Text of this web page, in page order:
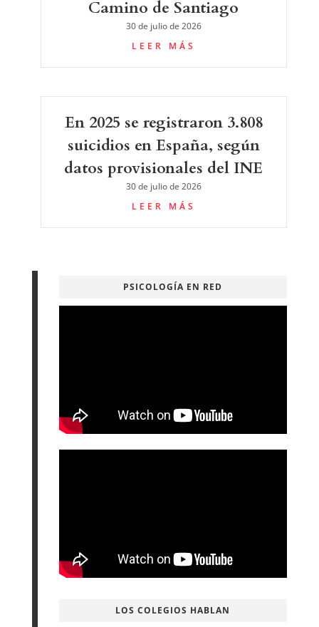
Camino de Santiago
30 de julio de 2026
LEER MÁS
En 2025 se registraron 3.808
suicidios en España, según
datos provisionales del INE
30 de julio de 2026
LEER MÁS
PSICOLOGÍA EN RED
LOS COLEGIOS HABLAN